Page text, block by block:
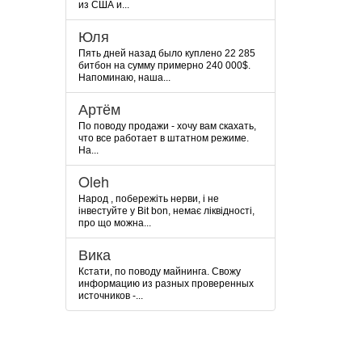
из США и...
Юля
Пять дней назад было куплено 22 285
битбон на сумму примерно 240 000$.
Напоминаю, наша...
Артём
По поводу продажи - хочу вам скахать,
что все работает в штатном режиме.
На...
Oleh
Народ , побережіть нерви, і не
інвестуйте у Bit bon, немає ліквідності,
про що можна...
Вика
Кстати, по поводу майнинга. Свожу
информацию из разных проверенных
источников -...